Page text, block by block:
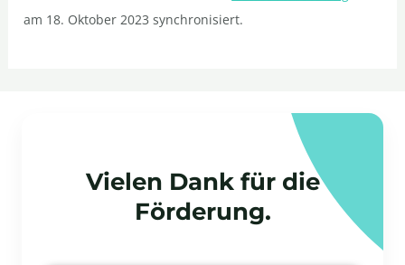
am 18. Oktober 2023 synchronisiert.
Vielen Dank für die
Förderung.